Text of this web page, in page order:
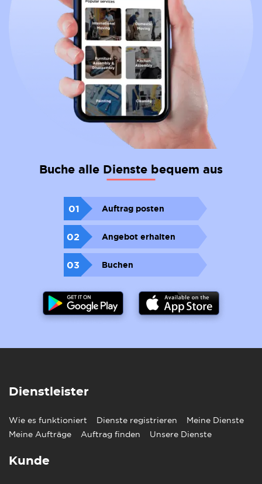
Buche alle Dienste bequem aus
01 Auftrag posten
02 Angebot erhalten
03 Buchen
Dienstleister
Wie es funktioniert Dienste registrieren
Meine Dienste
Meine Aufträge
Auftrag finden Unsere Dienste
Kunde